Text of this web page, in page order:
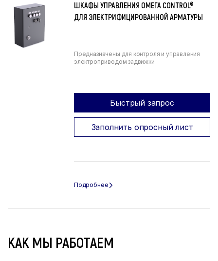
ШКАФЫ УПРАВЛЕНИЯ ОМЕГА CONTROL®
ДЛЯ ЭЛЕКТРИФИЦИРОВАННОЙ АРМАТУРЫ
Предназначены для контроля и управления
электроприводом задвижки
Быстрый запрос
Заполнить опросный лист
КАК МЫ РАБОТАЕМ